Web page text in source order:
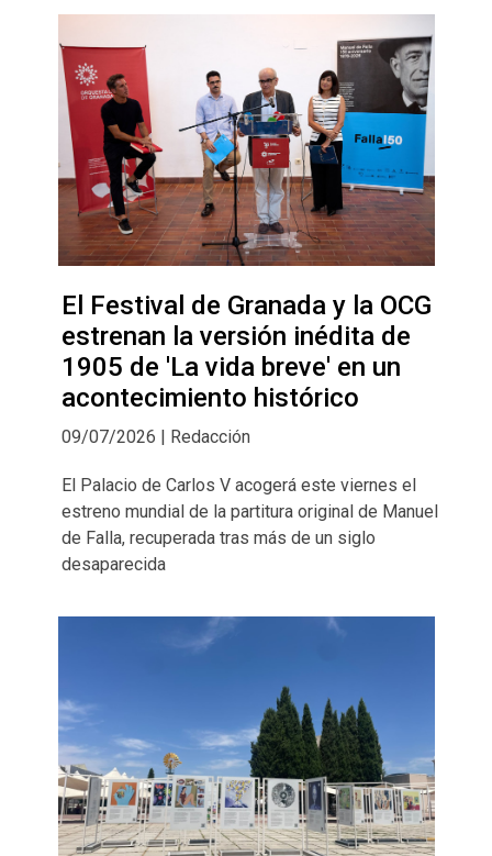
El Festival de Granada y la OCG
estrenan la versión inédita de
1905 de 'La vida breve' en un
acontecimiento histórico
09/07/2026 | Redacción
El Palacio de Carlos V acogerá este viernes el
estreno mundial de la partitura original de Manuel
de Falla, recuperada tras más de un siglo
desaparecida